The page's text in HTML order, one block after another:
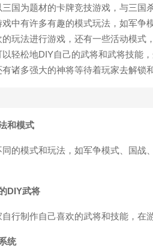
三国为题材的卡牌竞技游戏，与三国
中有许多有趣的模式玩法，如军
玩法进行游戏，还有一些活动模
轻松地DIY自己的武将和武将技能
诸多强大的神将等待着玩家去解锁
和模式
的模式和玩法，如军争模式、国战
DIY武将
行制作自己喜欢的武将和技能，
统